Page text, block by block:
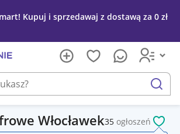
Kupuj i sprzedawaj z dostawą za 0 zł
szukaj
Włocławek35 ogłoszeń